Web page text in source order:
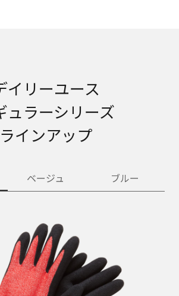
イリーユース
ュラーシリーズ
ラインアップ
ベージュ ブルー